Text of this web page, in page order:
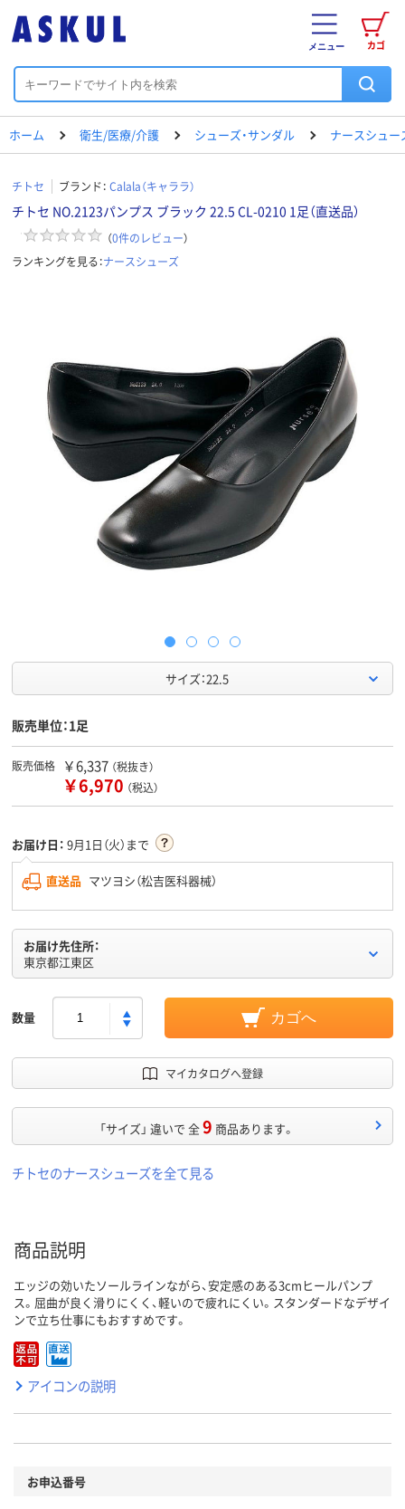
カゴ
メニュー
ホーム 衛生/医療/介護 シューズ・サンダル ナースシュー
チトセ ブランド： Calala（キャララ）
チトセ NO.2123パンプス ブラック 22.5 CL-0210 1足（直送品）
（0件のレビュー）
ランキングを見る：ナースシューズ
サイズ：22.5
販売単位：1足
販売価格 ￥6,337 （税抜き）
￥6,970 （税込）
お届け日： 9月1日（火）まで
直送品 マツヨシ（松吉医科器械）
お届け先住所：
東京都江東区
数量 カゴへ
マイカタログへ登録
「サイズ」 違いで 全9 商品あります。
チトセのナースシューズを全て見る
商品説明
エッジの効いたソールラインながら、安定感のある3cmヒールパンプ
ス。屈曲が良く滑りにくく、軽いので疲れにくい。スタンダードなデザイ
ンで立ち仕事にもおすすめです。
アイコンの説明
お申込番号